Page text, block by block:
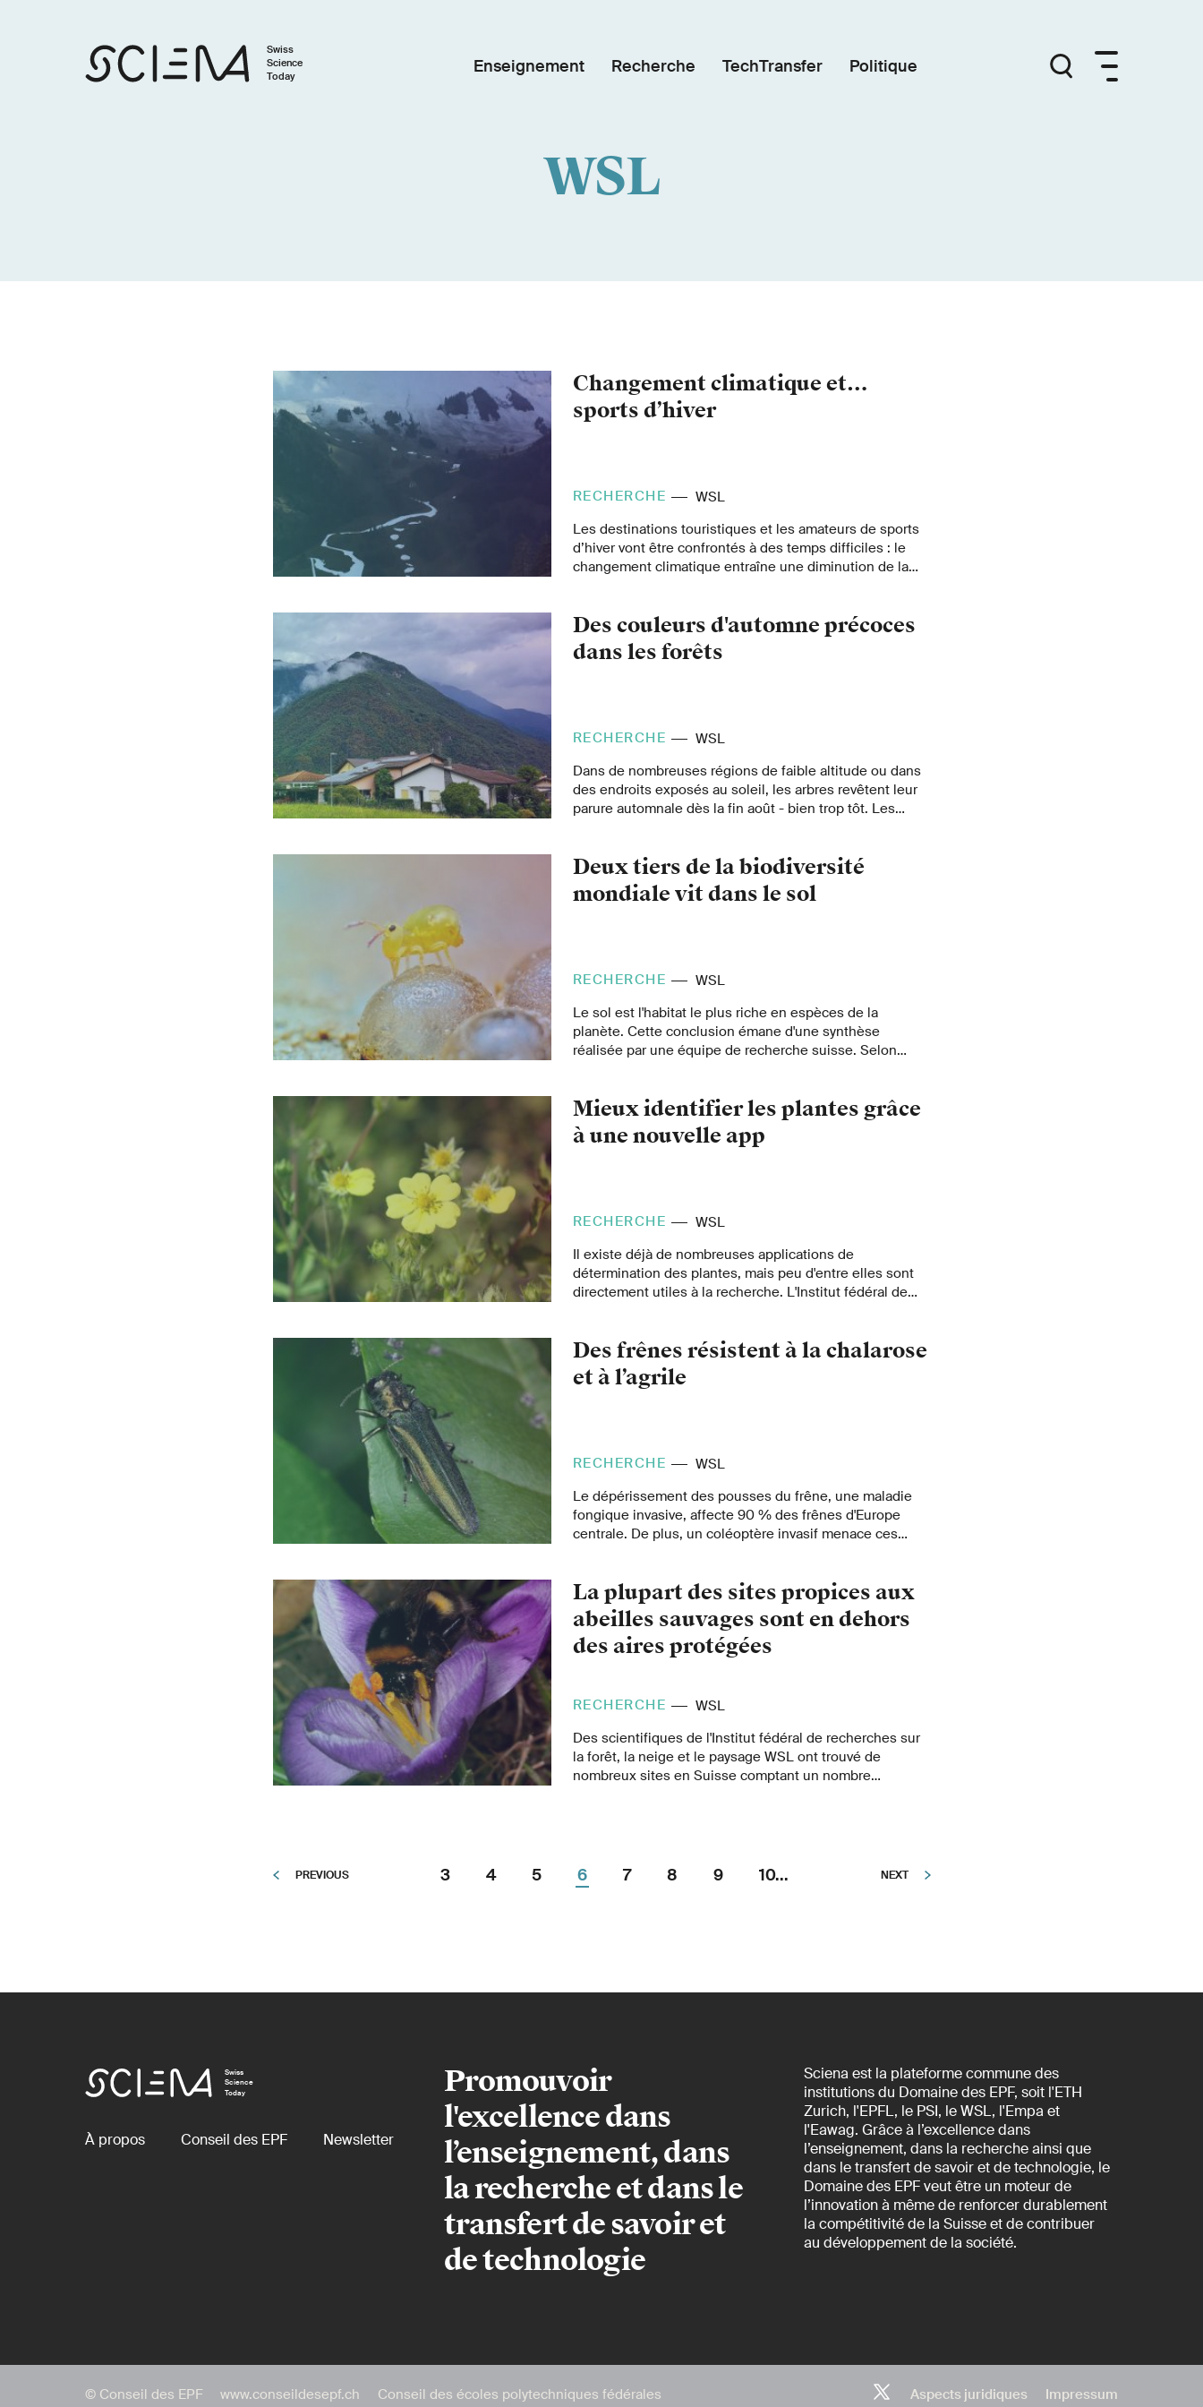
Swiss
Science
Today
Enseignement Recherche TechTransfer Politique
WSL
Changement climatique et…
sports d’hiver
RECHERCHE
WSL
Les destinations touristiques et les amateurs de sports
d’hiver vont être confrontés à des temps difficiles : le
changement climatique entraîne une diminution de la
heurtent aussi à des limites.
Des couleurs d'automne précoces
dans les forêts
RECHERCHE
WSL
Dans de nombreuses régions de faible altitude ou dans
des endroits exposés au soleil, les arbres revêtent leur
parure automnale dès la fin août - bien trop tôt. Les
Deux tiers de la biodiversité
mondiale vit dans le sol
RECHERCHE
WSL
Le sol est l'habitat le plus riche en espèces de la
planète. Cette conclusion émane d'une synthèse
réalisée par une équipe de recherche suisse. Selon
compte le plus d'espèces vivant dans le sol, soit environ
90 pour cent, suivis par les plantes, y compris leurs
racines.
Mieux identifier les plantes grâce
à une nouvelle app
RECHERCHE
WSL
Il existe déjà de nombreuses applications de
détermination des plantes, mais peu d'entre elles sont
directement utiles à la recherche. L'Institut fédéral de
Info Flora, ce qui facilite la détermination des plantes
tout en la rendant plus précise.
Des frênes résistent à la chalarose
et à l’agrile
RECHERCHE
WSL
Le dépérissement des pousses du frêne, une maladie
fongique invasive, affecte 90 % des frênes d'Europe
centrale. De plus, un coléoptère invasif menace ces
mieux aux attaques de l'insecte, comme le montre un
essai dirigé par l'Institut fédéral de recherches sur la
forêt, la neige et le paysage WSL.
La plupart des sites propices aux
abeilles sauvages sont en dehors
des aires protégées
RECHERCHE
WSL
Des scientifiques de l'Institut fédéral de recherches sur
la forêt, la neige et le paysage WSL ont trouvé de
nombreux sites en Suisse comptant un nombre
PREVIOUS 3 4 5 6 7 8 9 10... NEXT
Swiss
Science
Today
À propos Conseil des EPF Newsletter
Promouvoir
l'excellence dans
l’enseignement, dans
la recherche et dans le
transfert de savoir et
de technologie
Sciena est la plateforme commune des
institutions du Domaine des EPF, soit l'ETH
Zurich, l'EPFL, le PSI, le WSL, l'Empa et
l'Eawag. Grâce à l’excellence dans
l’enseignement, dans la recherche ainsi que
dans le transfert de savoir et de technologie, le
Domaine des EPF veut être un moteur de
l’innovation à même de renforcer durablement
la compétitivité de la Suisse et de contribuer
au développement de la société.
© Conseil des EPF www.conseildesepf.ch Conseil des écoles polytechniques fédérales Aspects juridiques Impressum